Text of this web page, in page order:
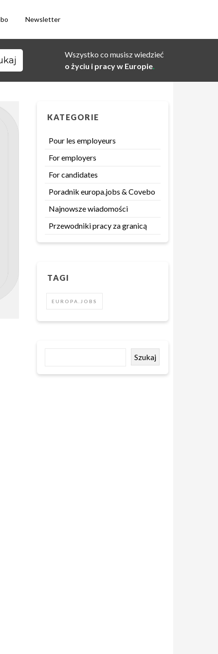
Newsletter
Wszystko co musisz wiedzieć
o życiu i pracy w Europie.
KATEGORIE
Pour les employeurs
For employers
For candidates
Poradnik europa.jobs & Covebo
Najnowsze wiadomości
Przewodniki pracy za granicą
TAGI
EUROPA.JOBS
Szukaj